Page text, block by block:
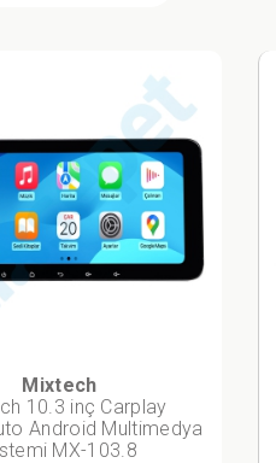
Mixtech
10.3 inç Carplay
Android Multimedya
MX-103.8